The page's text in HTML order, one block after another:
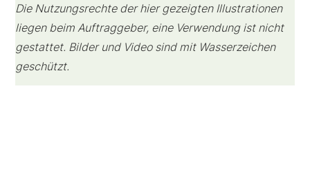
Die Nutzungsrechte der hier gezeigten Illustrationen
liegen beim Auftraggeber, eine Verwendung ist nicht
gestattet. Bilder und Video sind mit Wasserzeichen
geschützt.